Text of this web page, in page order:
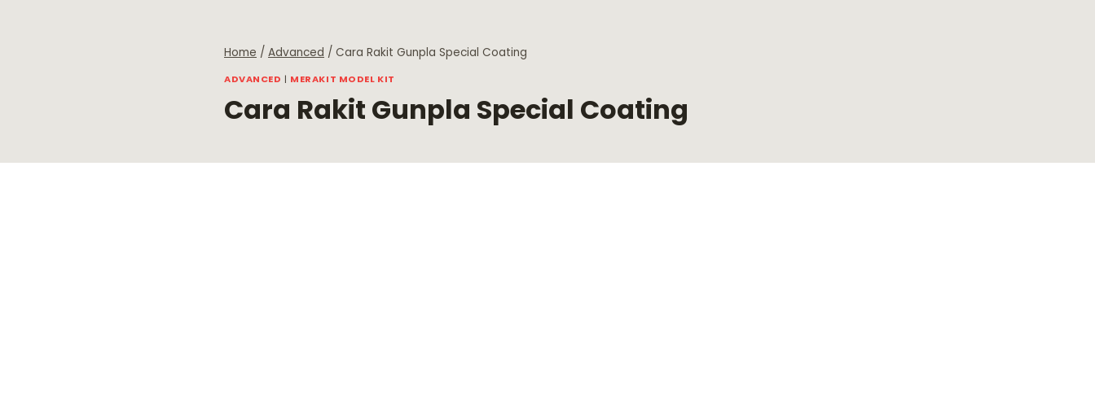
Home / Advanced / Cara Rakit Gunpla Special Coating
ADVANCED | MERAKIT MODEL KIT
Cara Rakit Gunpla Special Coating